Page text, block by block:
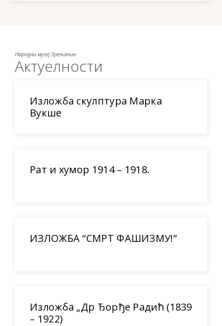
Народни музеј Зрењанин
Актуелности
Изложба скулптура Марка
Вукше
Рат и хумор 1914 – 1918.
ИЗЛОЖБА “СМРТ ФАШИЗМУ!”
Изложба „Др Ђорђе Радић (1839
– 1922)